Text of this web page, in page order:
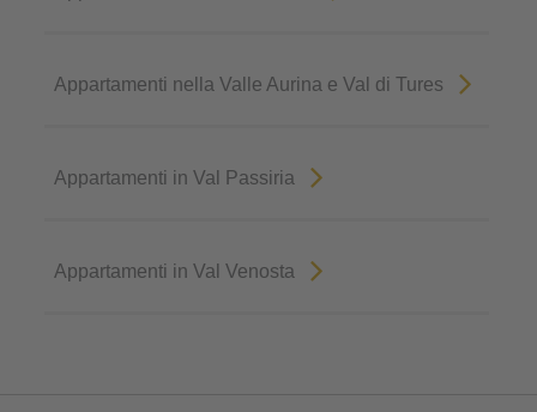
Appartamenti nella Valle Aurina e Val di Tures
Appartamenti in Val Passiria
Appartamenti in Val Venosta